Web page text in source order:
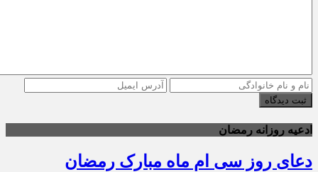
ثبت دیدگاه
ادعیه روزانه رمضان
دعای روز سی ام ماه مبارک رمضان